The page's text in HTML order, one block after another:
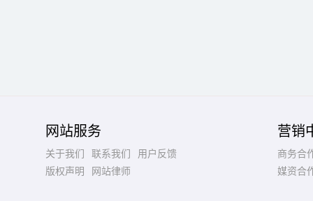
网站服务
关于我们 联系我们
用户反馈
版权声明
网站律师
营销
商务合
媒资合